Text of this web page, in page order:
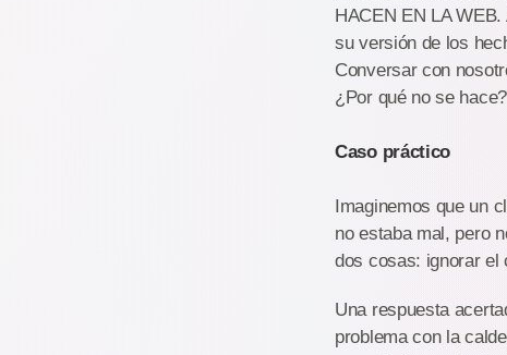
HACEN EN LA
su versión de los
Conversar con
¿Por qué no se hace?
Caso práctico
Imaginemos que un
no estaba mal, pero
dos cosas: ignorar el
Una respuesta
problema con la